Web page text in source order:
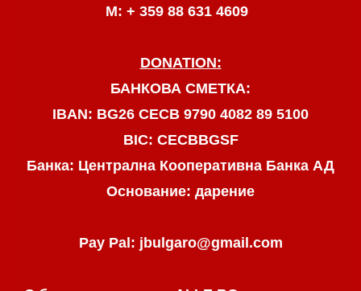
М: + 359 88 631 4609
DONATION:
БАНКОВА СМЕТКА:
IBAN: BG26 CECB 9790 4082 89 5100
BIC: CECBBGSF
Банка: Централна Кооперативна Банка АД
Основание: дарение
Pay Pal: jbulgaro@gmail.com